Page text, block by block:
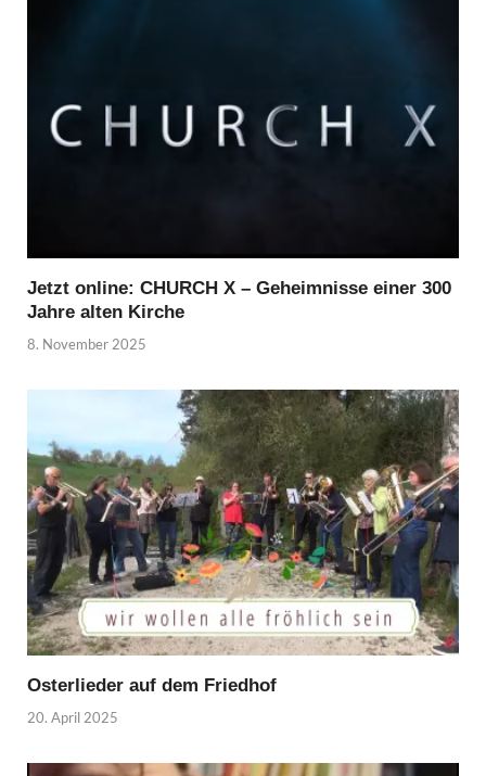
Jetzt online: CHURCH X – Geheimnisse einer 300
Jahre alten Kirche
8. November 2025
Osterlieder auf dem Friedhof
20. April 2025